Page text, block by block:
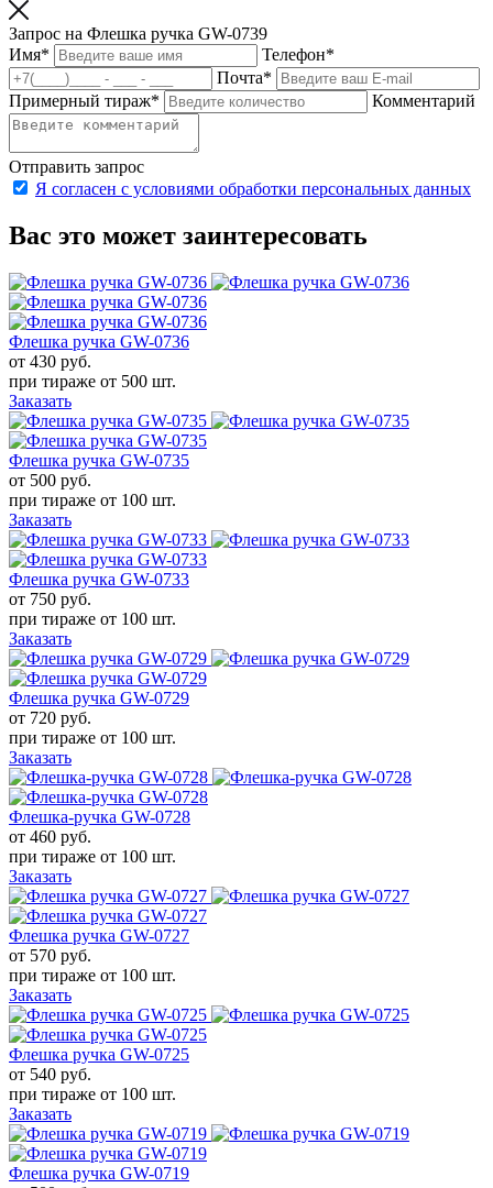
Запрос на Флешка ручка GW-0739
Имя* Телефон*
Почта*
Примерный тираж* Комментарий
Отправить запрос
Я согласен с условиями обработки персональных данных
Вас это может заинтересовать
Флешка ручка GW-0736
от 430 руб.
при тираже от 500 шт.
Заказать
Флешка ручка GW-0735
от 500 руб.
при тираже от 100 шт.
Заказать
Флешка ручка GW-0733
от 750 руб.
при тираже от 100 шт.
Заказать
Флешка ручка GW-0729
от 720 руб.
при тираже от 100 шт.
Заказать
Флешка-ручка GW-0728
от 460 руб.
при тираже от 100 шт.
Заказать
Флешка ручка GW-0727
от 570 руб.
при тираже от 100 шт.
Заказать
Флешка ручка GW-0725
от 540 руб.
при тираже от 100 шт.
Заказать
Флешка ручка GW-0719